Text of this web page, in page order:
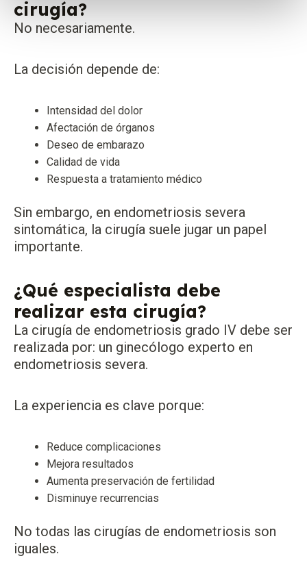
cirugía?
No necesariamente.
La decisión depende de:
Intensidad del dolor
Afectación de órganos
Deseo de embarazo
Calidad de vida
Respuesta a tratamiento médico
Sin embargo, en endometriosis severa
sintomática, la cirugía suele jugar un papel
importante.
¿Qué especialista debe
realizar esta cirugía?
La cirugía de endometriosis grado IV debe ser
realizada por: un ginecólogo experto en
endometriosis severa.
La experiencia es clave porque:
Reduce complicaciones
Mejora resultados
Aumenta preservación de fertilidad
Disminuye recurrencias
No todas las cirugías de endometriosis son
iguales.